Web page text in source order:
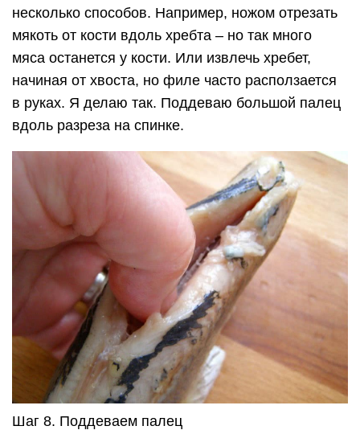
несколько способов. Например, ножом отрезать
мякоть от кости вдоль хребта – но так много
мяса останется у кости. Или извлечь хребет,
начиная от хвоста, но филе часто расползается
в руках. Я делаю так. Поддеваю большой палец
вдоль разреза на спинке.
Шаг 8. Поддеваем палец